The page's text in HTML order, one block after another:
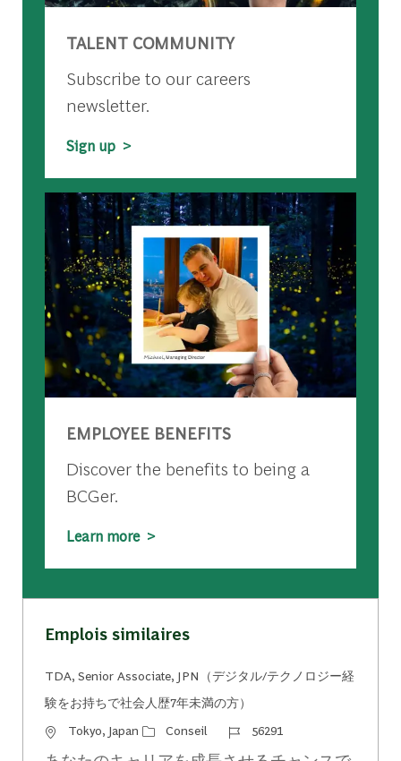
TALENT COMMUNITY
Subscribe to our careers
newsletter.
Sign up >
EMPLOYEE BENEFITS
Discover the benefits to being a
BCGer.
Learn more >
Emplois similaires
TDA, Senior Associate, JPN（デジタル/テクノロジー経
験をお持ちで社会人歴7年未満の方）
Emplacement
Tokyo, Japan Catégorie
Conseil Identifiant du travail
56291